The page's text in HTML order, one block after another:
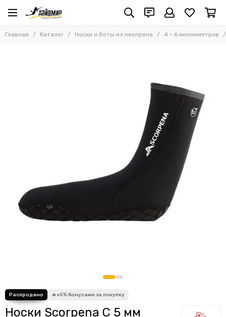
Носки и боты из неопрена
Главная Каталог Носки и боты из неопрена 4 - 6 миллиметров
Носки Scorpena C 5 мм